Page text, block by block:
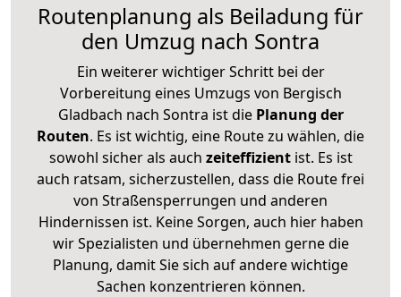
Routenplanung als Beiladung für
den Umzug nach Sontra
Ein weiterer wichtiger Schritt bei der
Vorbereitung eines Umzugs von Bergisch
Gladbach nach Sontra ist diePlanung der
Routen. Es ist wichtig, eine Route zu wählen, die
sowohl sicher als auch zeiteffizientist. Es ist
auch ratsam, sicherzustellen, dass die Route frei
von Straßensperrungen und anderen
Hindernissen ist. Keine Sorgen, auch hier haben
wir Spezialisten und übernehmen gerne die
Planung, damit Sie sich auf andere wichtige
Sachen konzentrieren können.